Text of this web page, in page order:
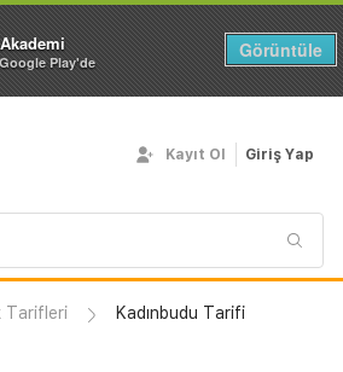
Play'de
Görüntüle
Kayıt Ol Giriş Yap
Tarifleri Kadınbudu Tarifi